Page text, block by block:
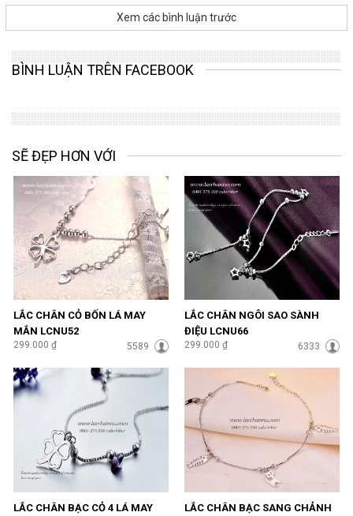
Xem các bình luận trước
BÌNH LUẬN TRÊN FACEBOOK
SẼ ĐẸP HƠN VỚI
LẮC CHÂN CỎ BỐN LÁ MAY
MẮN LCNU52
299.000 ₫ 5589
LẮC CHÂN NGÔI SAO SÀNH
ĐIỆU LCNU66
299.000 ₫ 6333
LẮC CHÂN BẠC CỎ 4 LÁ MAY
LẮC CHÂN BẠC SANG CHẢNH